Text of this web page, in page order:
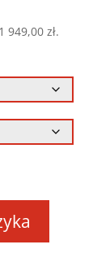
1 949,00 zł.